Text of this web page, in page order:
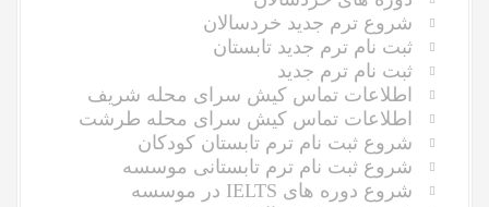
شروع ترم جدید خردسالان
ثبت نام ترم جدید تابستان
ثبت نام ترم جدید
اطلاعات تماس کیش سرای محله شریف
اطلاعات تماس کیش سرای محله طرشت
شروع ثبت نام ترم تابستان کودکان
شروع ثبت نام ترم تابستانی موسسه
شروع دوره های IELTS در موسسه